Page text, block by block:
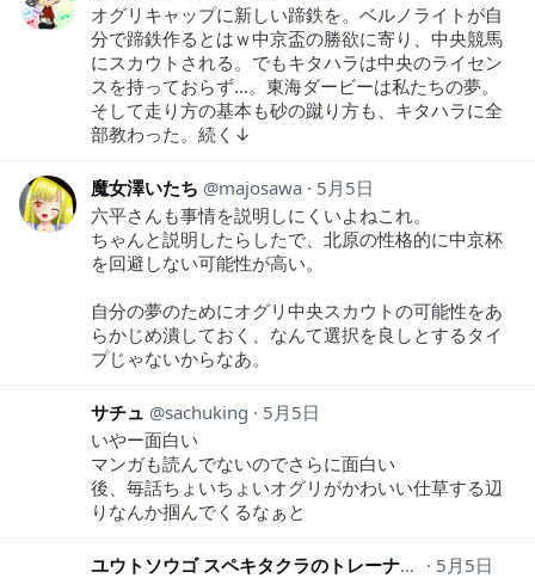
オグリキャップに新しい蹄鉄を。ベルノライトが自
分で蹄鉄作るとはｗ中京盃の勝欲に寄り、中央競馬
にスカウトされる。でもキタハラは中央のライセン
スを持っておらず…。東海ダービーは私たちの夢。
そして走り方の基本も砂の蹴り方も、キタハラに全
部教わった。続く↓
魔女澤いたち majosawa
5月5日
六平さんも事情を説明しにくいよねこれ。
ちゃんと説明したらしたで、北原の性格的に中京杯
を回避しない可能性が高い。
自分の夢のためにオグリ中央スカウトの可能性をあ
らかじめ潰しておく、なんて選択を良しとするタイ
プじゃないからなあ。
サチュ sachuking
5月5日
いやー面白い
マンガも読んでないのでさらに面白い
後、毎話ちょいちょいオグリがかわいい仕草する辺
りなんか掴んでくるなぁと
ユウトソウゴ スペキタクラのトレーナー
5月5日